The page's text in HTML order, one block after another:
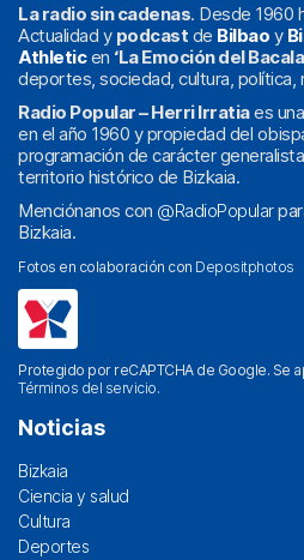
La radio sin cadenas. Desde 1960
Actualidad y podcast de Bilbao y
Athleticen ‘La Emoción del
deportes, sociedad, cultura, política,
Radio Popular – Herri Irratiaes
en el año 1960 y propiedad del
programación de carácter
territorio histórico de Bizkaia.
Menciónanos con @RadioPopular
Bizkaia.
Fotos en colaboración con Depositphotos
Protegido por reCAPTCHA de Google. Se
Términos del servicio.
Noticias
Bizkaia
Ciencia y salud
Cultura
Deportes